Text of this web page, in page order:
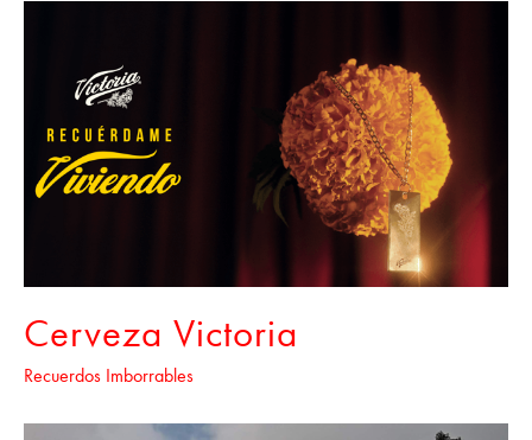
Cerveza Victoria
Recuerdos Imborrables